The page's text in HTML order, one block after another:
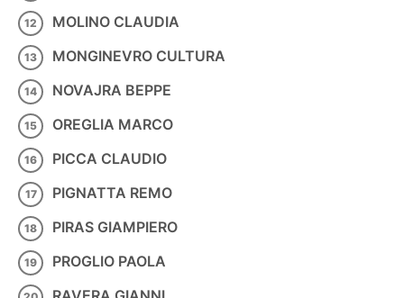
MOLINO CLAUDIA
MONGINEVRO CULTURA
NOVAJRA BEPPE
OREGLIA MARCO
PICCA CLAUDIO
PIGNATTA REMO
PIRAS GIAMPIERO
PROGLIO PAOLA